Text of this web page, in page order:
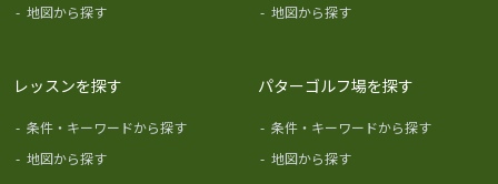
- 地図から探す
- 地図から探す
レッスンを探す
- 条件・キーワードから探す
- 地図から探す
パターゴルフ場を探す
- 条件・キーワードから探す
- 地図から探す